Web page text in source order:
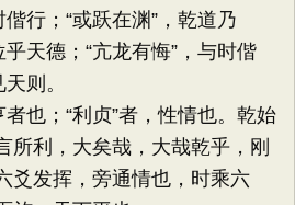
行；“或跃在渊”，乾道乃
天德；“亢龙有悔”，与时偕
则。
也；“利贞”者，性情也。乾始
所利，大矣哉，大哉乾乎，刚
爻发挥，旁通情也，时乘六